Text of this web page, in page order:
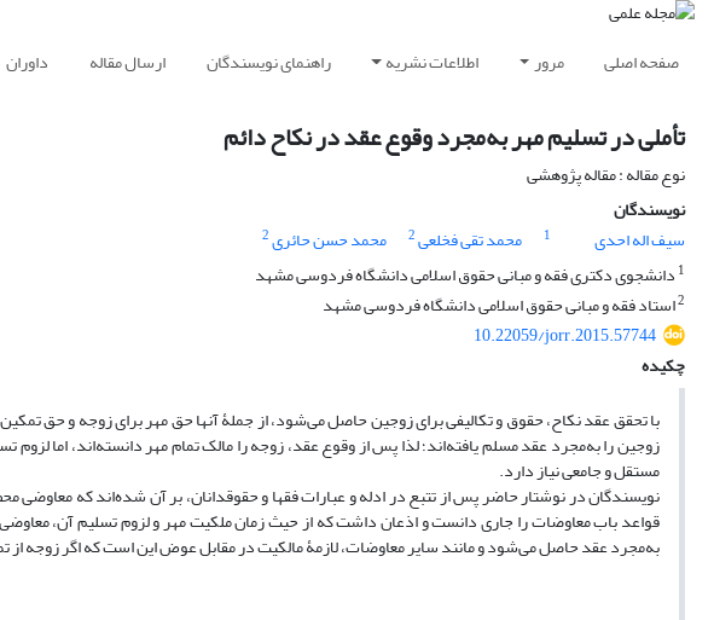
صفحه اصلی مرور اطلاعات نشریه راهنمای نویسندگان ارسال مقاله داوران
تأملی در تسلیم مهر به‌مجرد وقوع عقد در نکاح دائم
نوع مقاله : مقاله پژوهشی
نویسندگان
سیف اله احدی
1 محمد تقی فخلعی2 محمد حسن حائری2
1 دانشجوی دکتری فقه و مبانی حقوق اسلامی دانشگاه فردوسی مشهد
2استاد فقه و مبانی حقوق اسلامی دانشگاه فردوسی مشهد
10.22059/jorr.2015.57744
چکیده
با تحقق عقد نکاح، حقوق و تکالیفی برای زوجین حاصل می‌شود، از جملۀ آنها حق مهر برای زوجه و حق
زوجین را به‌مجرد عقد مسلم یافته‌اند؛ لذا پس از وقوع عقد، زوجه را مالک تمام مهر دانسته‌اند، اما
مستقل و جامعی نیاز دارد.
نویسندگان در نوشتار حاضر پس از تتبع در ادله و عبارات فقها و حقوقدانان، بر آن شده‌اند که
قواعد باب معاوضات را جاری دانست و اذعان داشت که از حیث زمان ملکیت مهر و لزوم تسلیم آن،
به‌مجرد عقد حاصل می‌شود و مانند سایر معاوضات، لازمۀ مالکیت در مقابل عوض این است که اگر زوجه از